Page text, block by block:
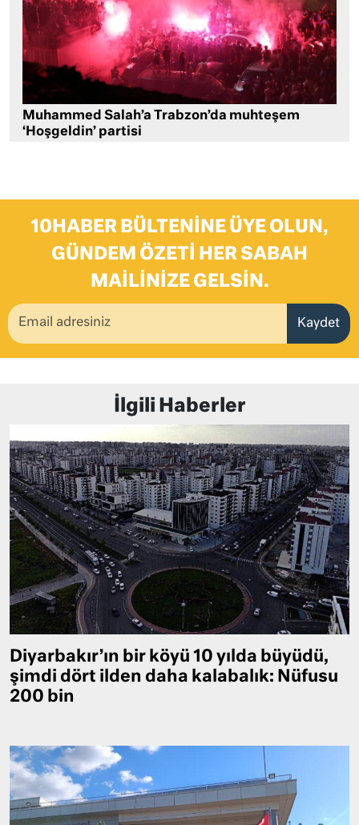
Muhammed Salah’a Trabzon’da muhteşem
‘Hoşgeldin’ partisi
10HABER BÜLTENINE ÜYE OLUN,
GÜNDEM ÖZETI HER SABAH
MAILINIZE GELSIN.
Kaydet
İlgili Haberler
Diyarbakır’ın bir köyü 10 yılda büyüdü,
şimdi dört ilden daha kalabalık: Nüfusu
200 bin